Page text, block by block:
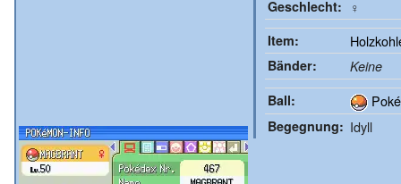
Geschlecht: ♀
Item:
Bänder:
Keine
Ball:
Begegnung: Idyll